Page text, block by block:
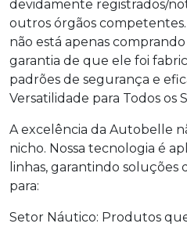
devidamente registrados/
outros órgãos
não está apenas
garantia de que ele foi
padrões de segurança e
Versatilidade para Todos os
A excelência da Autobelle
nicho. Nossa tecnologia é
linhas, garantindo
para:
Setor Náutico: Produtos